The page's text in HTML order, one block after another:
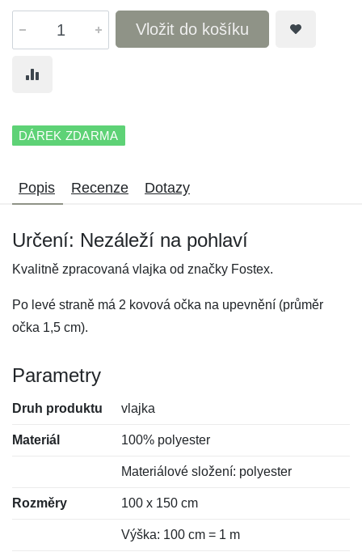
Vložit do košíku
DÁREK ZDARMA
Popis Recenze Dotazy
Určení: Nezáleží na pohlaví
Kvalitně zpracovaná vlajka od značky Fostex.
Po levé straně má 2 kovová očka na upevnění (průměr
očka 1,5 cm).
Parametry
Druh produktu vlajka
Materiál 100% polyester
Materiálové složení: polyester
Rozměry 100 x 150 cm
Výška: 100 cm = 1 m